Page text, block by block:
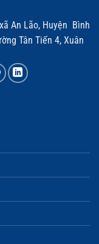
An Lão, Huyện Bình
Tân Tiến 4, Xuân